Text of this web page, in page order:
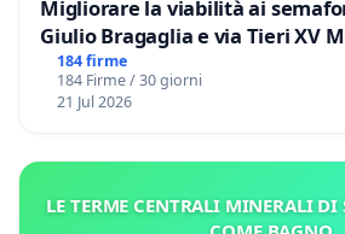
Migliorare la viabilità ai
Giulio Bragaglia e via Tieri XV
ROMA
184 firme
184 Firme / 30 giorni
21 Jul 2026
LE TERME CENTRALI MINERALI DI